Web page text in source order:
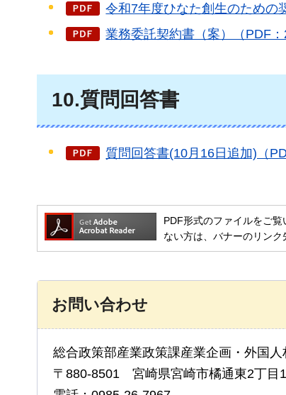
令和7年度ひなた創生のための
業務委託契約書（案）（PDF：
10.質問回答書
質問回答書(10月16日追加)（
PDF形式のファイルをご
ない方は、バナーのリンク
お問い合わせ
総合政策部産業政策課産業企画・外国人
〒880-8501 宮崎県宮崎市橘通東2丁目